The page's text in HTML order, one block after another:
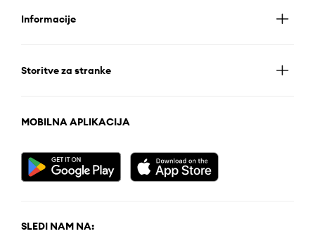
Informacije
Storitve za stranke
MOBILNA APLIKACIJA
SLEDI NAM NA: